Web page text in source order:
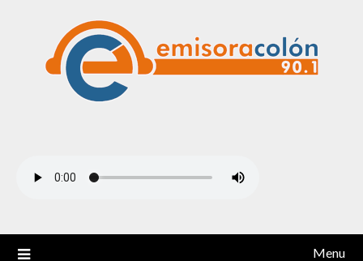
Menu